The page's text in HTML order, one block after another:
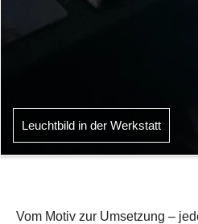
Leuchtbild in der Werkstatt
Vom Motiv zur Umsetzung –